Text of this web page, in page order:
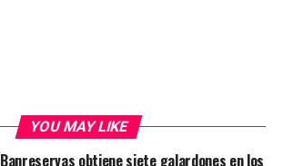
YOU MAY LIKE
Banreservas obtiene siete galardones en los